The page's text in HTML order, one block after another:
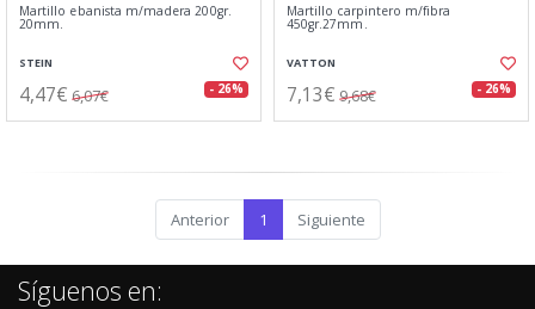
Martillo ebanista m/madera 200gr.
20mm.
STEIN
4,47€ 6,07€ - 26%
Martillo carpintero m/fibra
450gr.27mm.
VATTON
7,13€ 9,68€ - 26%
Anterior 1 Siguiente
Síguenos en: